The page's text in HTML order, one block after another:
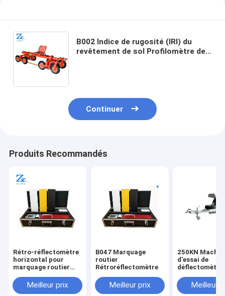
B002 Indice de rugosité (IRI) du
revêtement de sol Profilomètre de
Continuer
Produits Recommandés
Rétro-réflectomètre
horizontal pour
marquage routier
Meilleur prix
B047 Marquage
routier
Rétroréflectomètre
Meilleur prix
250KN
d'essai de
déflectomètre
chute de
entièrement
Meilleur